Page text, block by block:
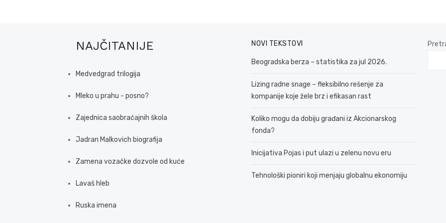
NAJČITANIJE
Medvedgrad trilogija
Mleko u prahu - posno?
Zajednica saobraćajnih škola
Jadran Malkovich biografija
Zamena vozačke dozvole od kuće
Lavaš hleb
Ruska imena
NOVI TEKSTOVI
Beogradska berza – statistika za jul 2026.
Lizing radne snage – fleksibilno rešenje za
kompanije koje žele brz i efikasan rast
Koliko mogu da dobiju građani iz Akcionarskog
fonda?
Inicijativa Pojas i put ulazi u zelenu novu eru
Tehnološki pioniri koji menjaju globalnu ekonomiju